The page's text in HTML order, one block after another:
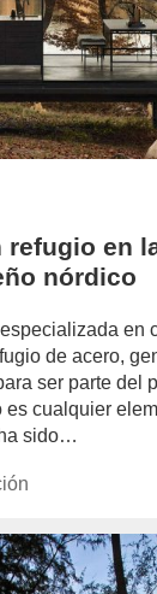
refugio en
nórdico
en
de acero,
ser parte del
cualquier
sido…